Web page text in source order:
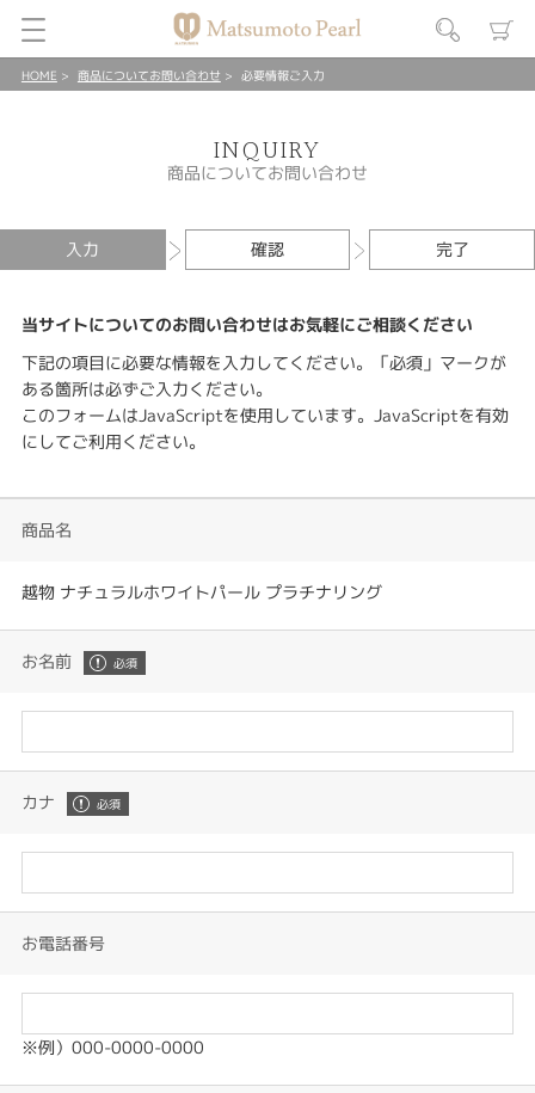
HOME 商品についてお問い合わせ 必要情報ご入力
INQUIRY
商品についてお問い合わせ
入力 確認 完了
当サイトについてのお問い合わせはお気軽にご相談ください
下記の項目に必要な情報を入力してください。「必須」マークが
ある箇所は必ずご入力ください。
このフォームはJavaScriptを使用しています。JavaScriptを有効
にしてご利用ください。
商品名
越物 ナチュラルホワイトパール プラチナリング
お名前
カナ
お電話番号
※例）000-0000-0000